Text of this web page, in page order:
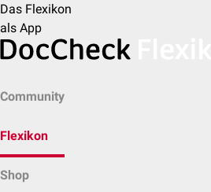
Das Flexikon
als App
Community
Flexikon
Shop